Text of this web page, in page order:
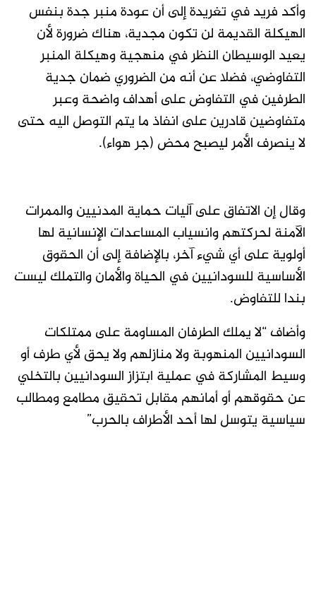
وأكد فريد في تغريدة إلى أن عودة منبر جدة بنفس
الهيكلة القديمة لن تكون مجدية، هناك ضرورة لأن
يعيد الوسيطان النظر في منهجية وهيكلة المنبر
التفاوضي، فضلا عن أنه من الضروري ضمان جدية
الطرفين في التفاوض على أهداف واضحة وعبر
متفاوضين قادرين على انفاذ ما يتم التوصل اليه حتى
لا ينصرف الأمر ليصبح محض (جر هواء).
وقال إن الاتفاق على آليات حماية المدنيين والممرات
الآمنة لحركتهم وانسياب المساعدات الإنسانية لها
أولوية على أي شيء آخر، بالإضافة إلى أن الحقوق
الأساسية للسودانيين في الحياة والأمان والتملك ليست
بندا للتفاوض.
وأضاف “لا يملك الطرفان المساومة على ممتلكات
السودانيين المنهوبة ولا منازلهم ولا يحق لأي طرف أو
وسيط المشاركة في عملية ابتزاز السودانيين بالتخلي
عن حقوقهم أو أمانهم مقابل تحقيق مطامع ومطالب
سياسية يتوسل لها أحد الأطراف بالحرب”